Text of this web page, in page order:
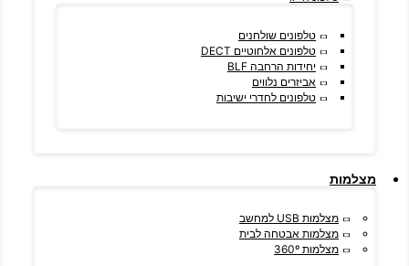
טלפונים שולחנים
טלפונים אלחוטיים DECT
יחידות הרחבה BLF
אביזרים נלווים
טלפונים לחדרי ישיבות
מצלמות
מצלמות USB למחשב
מצלמות אבטחה לבית
מצלמות 360º